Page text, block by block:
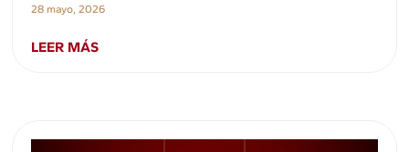
28 mayo, 2026
LEER MÁS